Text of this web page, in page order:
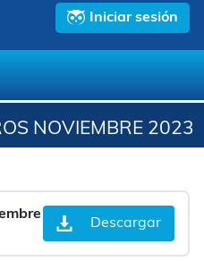
Iniciar sesión
NOVIEMBRE 2023
Descargar